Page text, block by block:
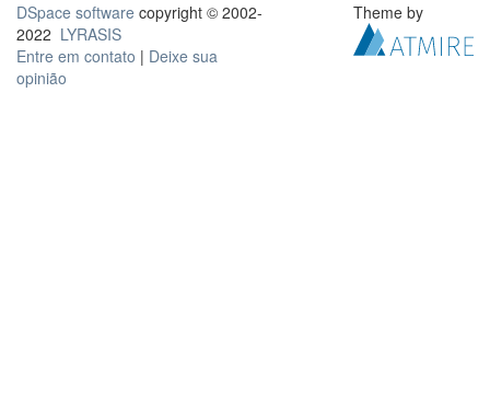
DSpace software copyright © 2002-
2022 LYRASIS
Entre em contato | Deixe sua
opinião
Theme by